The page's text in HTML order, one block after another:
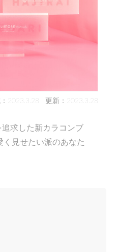
2023.3.28 更新：2023.3.28
求した新カラコンブ
見せたい派のあなた